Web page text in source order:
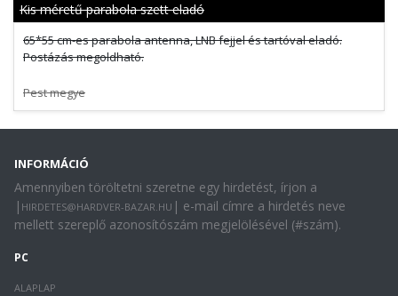
Kis méretű parabola szett eladó
65*55 cm-es parabola antenna, LNB fejjel és tartóval eladó.
Postázás megoldható.
Pest megye
INFORMÁCIÓ
Amennyiben töröltetni szeretne egy hirdetést, írjon a
| HIRDETES@HARDVER-BAZAR.HU | e-mail címre a hirdetés neve
mellett szereplő azonosítószám megjelölésével (#szám).
PC
ALAPLAP